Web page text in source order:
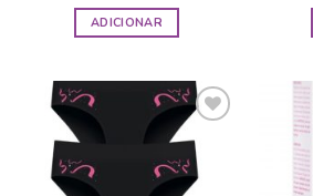
ADICIONAR
ADICIONAR